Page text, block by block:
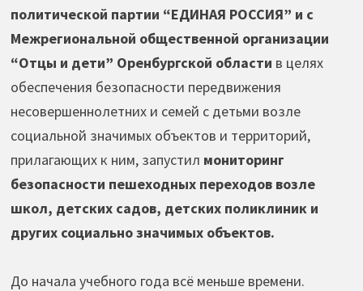
политической партии “ЕДИНАЯ РОССИЯ” и с
Межрегиональной общественной организации
“Отцы и дети” Оренбургской области в целях
обеспечения безопасности передвижения
несовершеннолетних и семей с детьми возле
социальной значимых объектов и территорий,
прилагающих к ним, запустил мониторинг
безопасности пешеходных переходов возле
школ, детских садов, детских поликлиник и
других социально значимых объектов.
До начала учебного года всё меньше времени.